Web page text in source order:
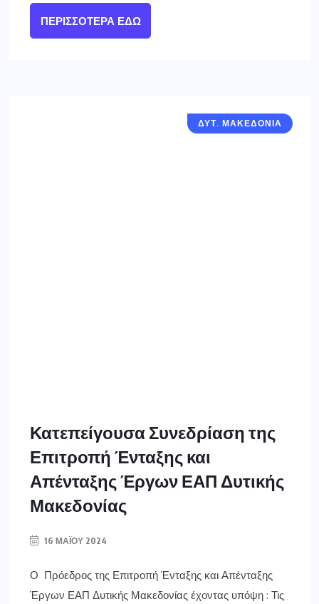
ΠΕΡΙΣΣΌΤΕΡΑ ΕΔΏ
ΔΥΤ. ΜΑΚΕΔΟΝΙΑ
Κατεπείγουσα Συνεδρίαση της
Επιτροπή Ένταξης και
Απένταξης Έργων ΕΑΠ Δυτικής
Μακεδονίας
16 ΜΑΪ́ΟΥ 2024
Ο Πρόεδρος της Επιτροπή Ένταξης και Απένταξης
Έργων ΕΑΠ Δυτικής Μακεδονίας έχοντας υπόψη : Τις